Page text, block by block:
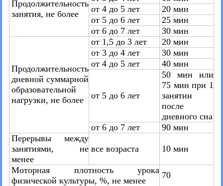
Продолжительность
занятия, не более
от 4 до 5 лет
20 мин
от 5 до 6 лет
25 мин
от 6 до 7 лет
30 мин
Продолжительность
дневной суммарной
образовательной
нагрузки, не более
от 1,5 до 3 лет
20 мин
от 3 до 4 лет
30 мин
от 4 до 5 лет
40 мин
от 5 до 6 лет
50 мин или
75 мин при 1
занятии
после
дневного сна
от 6 до 7 лет
90 мин
Перерывы между
занятиями, не
менее
все возраста 10 мин
Моторная плотность урока
физической культуры, %, не менее
70